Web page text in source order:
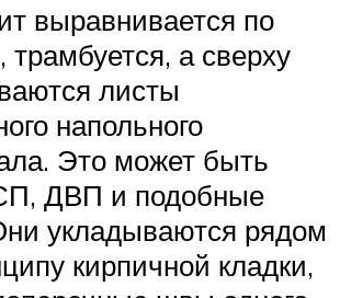
выравнивается по
трамбуется, а сверху
листы
напольного
Это может быть
ДВП и подобные
укладываются рядом
кирпичной кладки,